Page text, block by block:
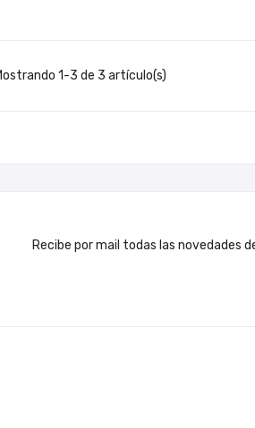
1-3 de 3 artículo(s)
Recibe por mail todas las novedades